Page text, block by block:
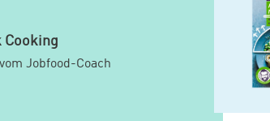
Cooking
Jobfood-Coach